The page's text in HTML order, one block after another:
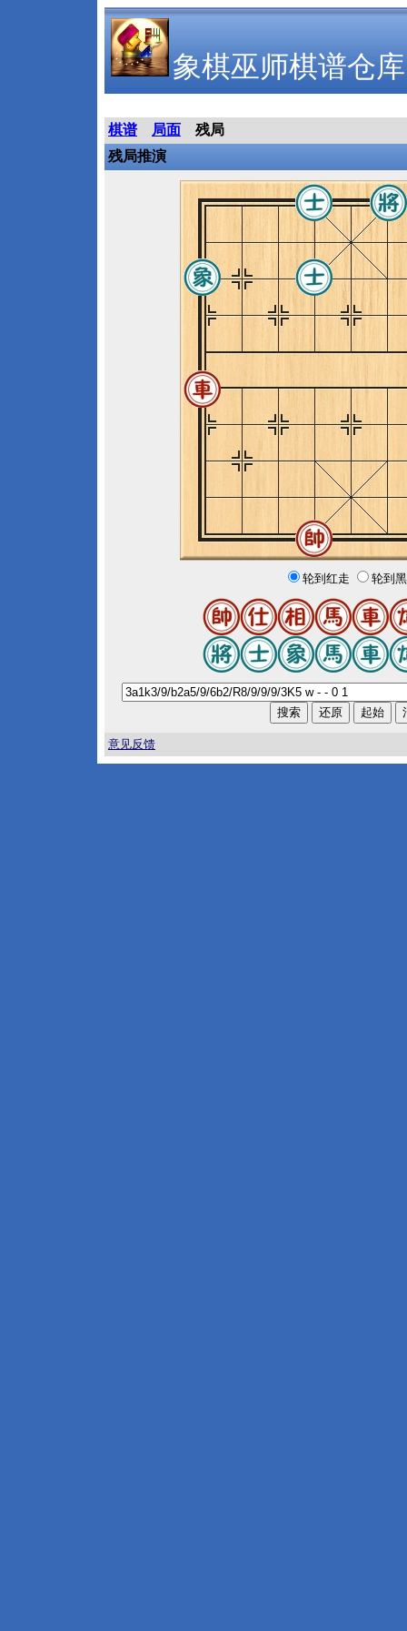
象棋巫师棋谱仓库
棋谱 局面
残局
残局推演
轮到红走 轮到
意见反馈